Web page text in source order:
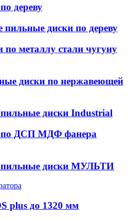
дереву
пильные диски по дереву
металлу стали чугуну
диски по нержавеющей
диски Industrial
по ДСП МДФ фанера
пильные диски МУЛЬТИ
plus до 1320 мм